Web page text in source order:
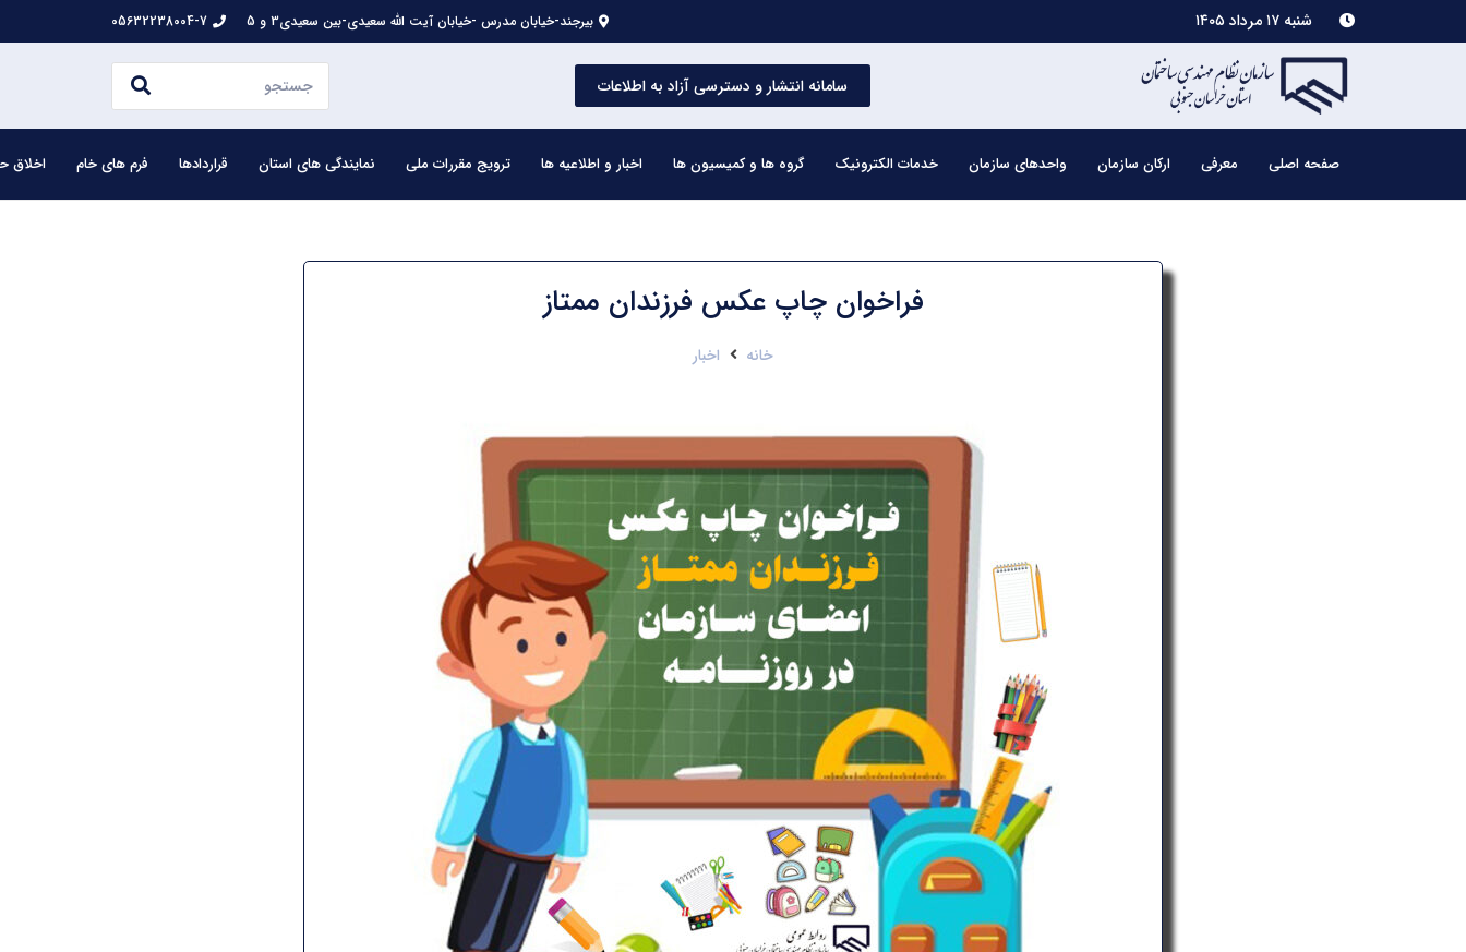
شنبه ۱۷ مرداد ۱۴۰۵ بیرجند-خیابان مدرس -خیابان آیت الله سعیدی-بین سعیدی3 و 5 05632238004-7
سامانه انتشار و دسترسی آزاد به اطلاعات
صفحه اصلی معرفی ارکان سازمان واحدهای سازمان خدمات الکترونیک گروه ها و کمیسیون ها اخبار و اطلاعیه ها ترویج مقررات ملی نمایندگی های استان قراردادها فرم های خام اخلاق
فراخوان چاپ عکس فرزندان ممتاز
خانه اخبار